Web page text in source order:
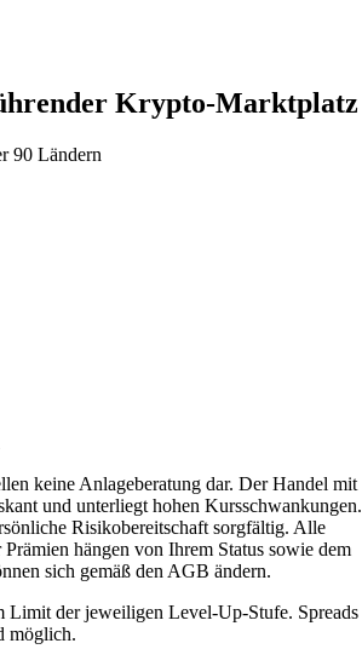
Krypto-Marktplatz
90 Ländern
keine Anlageberatung dar. Der Handel mit
und unterliegt hohen Kursschwankungen.
Risikobereitschaft sorgfältig. Alle
hängen von Ihrem Status sowie dem
sich gemäß den AGB ändern.
Limit der jeweiligen Level-Up-Stufe. Spreads
möglich.